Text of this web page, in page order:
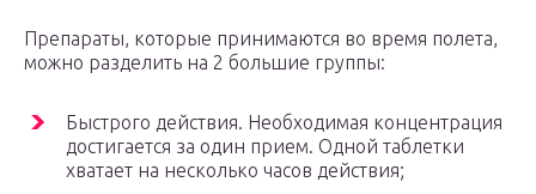
Препараты, которые принимаются во время полета,
можно разделить на 2 большие группы:
Быстрого действия. Необходимая концентрация
достигается за один прием. Одной таблетки
хватает на несколько часов действия;